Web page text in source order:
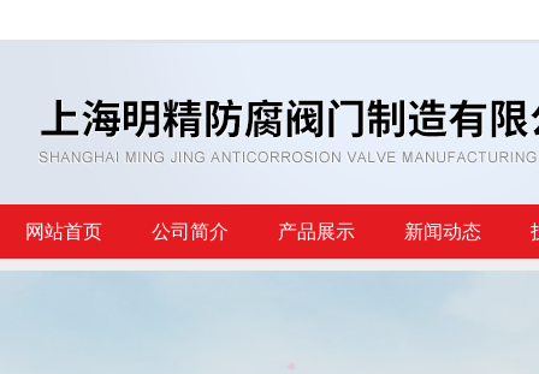
网站首页 公司简介 产品展示 新闻动态